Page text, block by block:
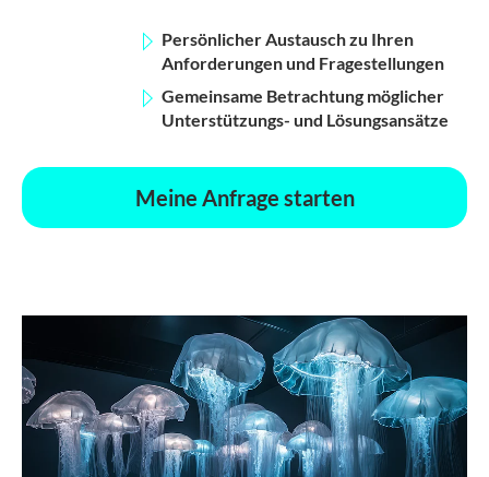
Persönlicher Austausch zu Ihren
Anforderungen und Fragestellungen
Gemeinsame Betrachtung möglicher
Unterstützungs- und Lösungsansätze
Meine Anfrage starten